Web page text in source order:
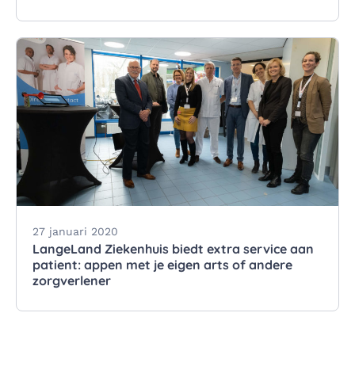
27 januari 2020
LangeLand Ziekenhuis biedt extra service aan
patient: appen met je eigen arts of andere
zorgverlener